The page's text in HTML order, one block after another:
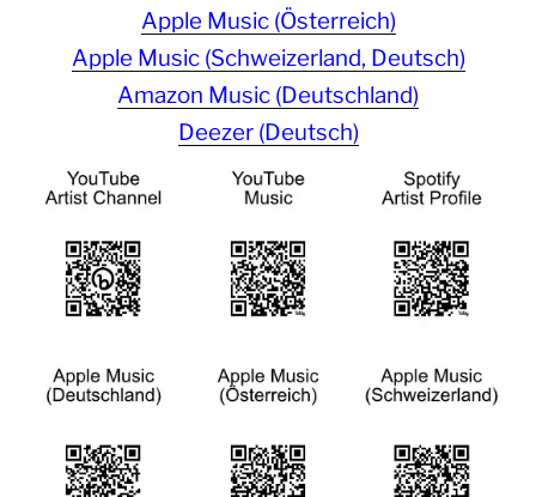
Apple Music (Österreich)
Apple Music (Schweizerland, Deutsch)
Amazon Music (Deutschland)
Deezer (Deutsch)